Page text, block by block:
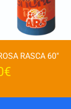
RASCA 60″
€